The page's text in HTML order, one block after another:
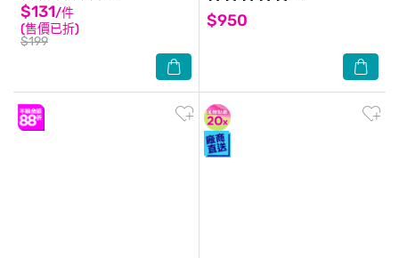
$131/件
(售價已折)
$199
$950